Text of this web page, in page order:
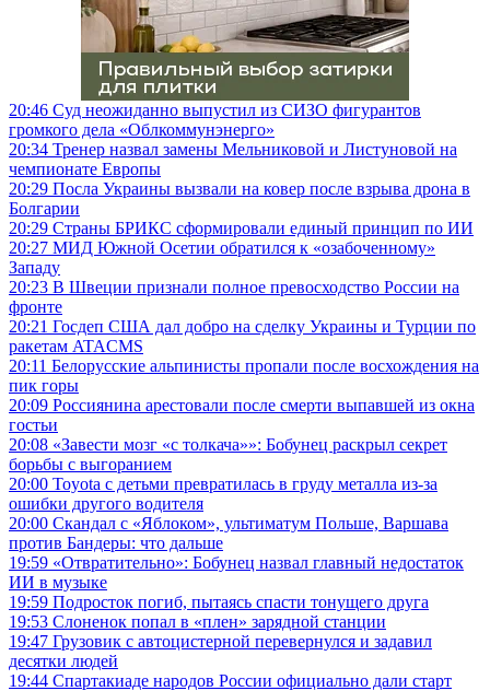
20:46 Суд неожиданно выпустил из СИЗО фигурантов
громкого дела «Облкоммунэнерго»
20:34 Тренер назвал замены Мельниковой и Листуновой на
чемпионате Европы
20:29 Посла Украины вызвали на ковер после взрыва дрона в
Болгарии
20:29 Страны БРИКС сформировали единый принцип по ИИ
20:27 МИД Южной Осетии обратился к «озабоченному»
Западу
20:23 В Швеции признали полное превосходство России на
фронте
20:21 Госдеп США дал добро на сделку Украины и Турции по
ракетам ATACMS
20:11 Белорусские альпинисты пропали после восхождения на
пик горы
20:09 Россиянина арестовали после смерти выпавшей из окна
гостьи
20:08 «Завести мозг «с толкача»»: Бобунец раскрыл секрет
борьбы с выгоранием
20:00 Toyota с детьми превратилась в груду металла из-за
ошибки другого водителя
20:00 Скандал с «Яблоком», ультиматум Польше, Варшава
против Бандеры: что дальше
19:59 «Отвратительно»: Бобунец назвал главный недостаток
ИИ в музыке
19:59 Подросток погиб, пытаясь спасти тонущего друга
19:53 Слоненок попал в «плен» зарядной станции
19:47 Грузовик с автоцистерной перевернулся и задавил
десятки людей
19:44 Спартакиаде народов России официально дали старт